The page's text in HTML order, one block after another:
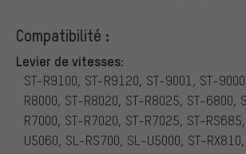
Compatibilité :
Levier de vitesses:
ST-R9100, ST-R9120, ST-9001, ST-
R8000, ST-R8020, ST-R8025, ST-6800,
R7000, ST-R7020, ST-R7025, ST-
U5060, SL-RS700, SL-U5000, ST-